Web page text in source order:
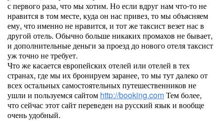
с первого раза, что мы хотим. Но если вдруг нам что-то не
нравится в том месте, куда он нас привез, то мы объясняем
ему, что именно не нравится, и тот же таксист везет нас в
другой отель. Обычно больше никаких промахов не бывает,
и дополнительные деньги за проезд до нового отеля таксист
уж точно не требует.
Что же касается европейских отелей или отелей в тех
странах, где мы их бронируем заранее, то мы тут далеко от
всех остальных самостоятельных путешественников не
ушли и пользуемся сайтом http://booking.comТем более,
что сейчас этот сайт переведен на русский язык и вообще
очень удобный.